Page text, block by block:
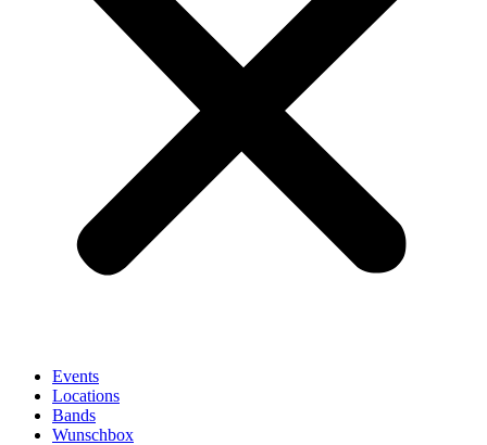
Events
Locations
Bands
Wunschbox